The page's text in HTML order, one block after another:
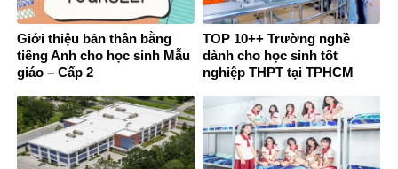
Giới thiệu bản thân bằng
tiếng Anh cho học sinh Mẫu
giáo – Cấp 2
TOP 10++ Trường nghề
dành cho học sinh tốt
nghiệp THPT tại TPHCM